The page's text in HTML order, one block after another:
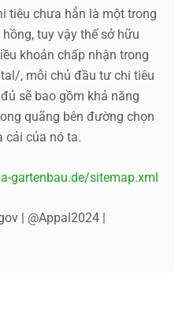
tiêu chưa hẳn là một trong
tuy vậy thế sở hữu
khoản chấp nhận trong
, mỗi chủ đầu tư chi tiêu
sẽ bao gồm khả năng
quãng bên đường chọn
cải của nó ta.
gartenbau.de/sitemap.xml
| @Appal2024 |